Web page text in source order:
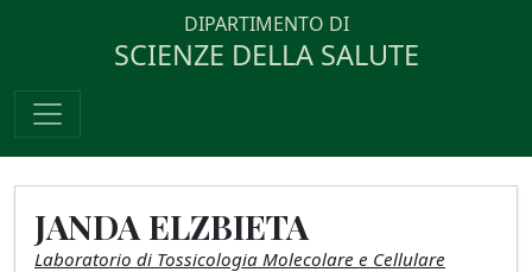
DIPARTIMENTO DI
SCIENZE DELLA SALUTE
JANDA ELZBIETA
Laboratorio di Tossicologia Molecolare e Cellulare